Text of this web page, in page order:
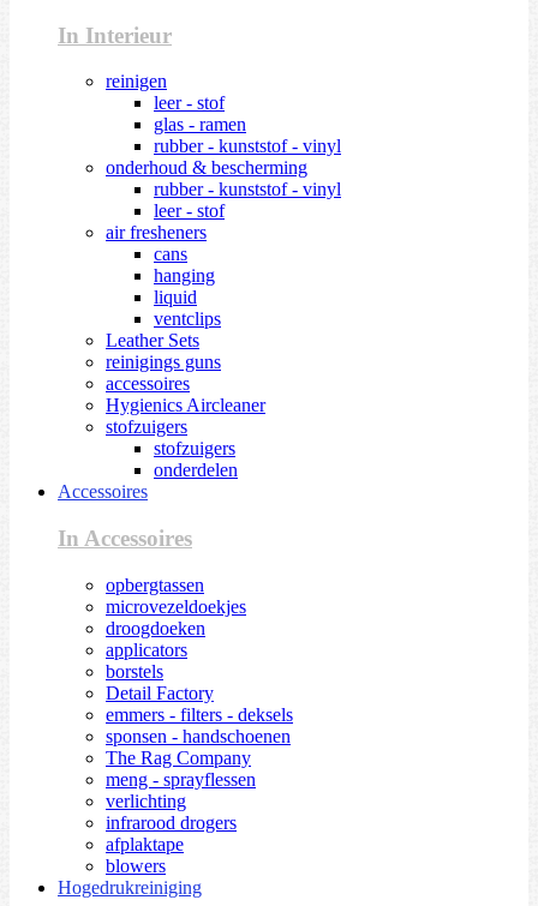
In Interieur
reinigen
leer - stof
glas - ramen
rubber - kunststof - vinyl
onderhoud & bescherming
rubber - kunststof - vinyl
leer - stof
air fresheners
cans
hanging
liquid
ventclips
Leather Sets
reinigings guns
accessoires
Hygienics Aircleaner
stofzuigers
stofzuigers
onderdelen
Accessoires
In Accessoires
opbergtassen
microvezeldoekjes
droogdoeken
applicators
borstels
Detail Factory
emmers - filters - deksels
sponsen - handschoenen
The Rag Company
meng - sprayflessen
verlichting
infrarood drogers
afplaktape
blowers
Hogedrukreiniging